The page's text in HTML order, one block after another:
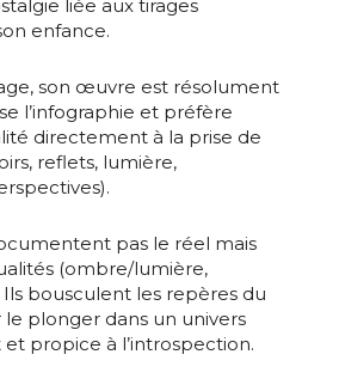
liée aux tirages
enfance.
son œuvre est résolument
l’infographie et préfère
directement à la prise de
reflets, lumière,
pas le réel mais
(ombre/lumière,
bousculent les repères du
plonger dans un univers
et propice à l’introspection.